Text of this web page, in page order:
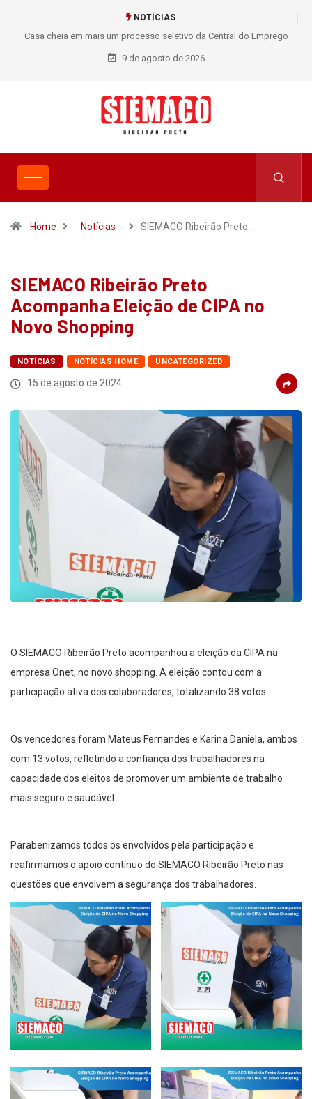
NOTÍCIAS
Casa cheia em mais um processo seletivo da Central do Emprego
SIEMACO!
9 de agosto de 2026
Home Notícias SIEMACO Ribeirão Preto…
SIEMACO Ribeirão Preto
Acompanha Eleição de CIPA no
Novo Shopping
NOTÍCIAS NOTÍCIAS HOME UNCATEGORIZED
15 de agosto de 2024
O SIEMACO Ribeirão Preto acompanhou a eleição da CIPA na
empresa Onet, no novo shopping. A eleição contou com a
participação ativa dos colaboradores, totalizando 38 votos.
Os vencedores foram Mateus Fernandes e Karina Daniela, ambos
com 13 votos, refletindo a confiança dos trabalhadores na
capacidade dos eleitos de promover um ambiente de trabalho
mais seguro e saudável.
Parabenizamos todos os envolvidos pela participação e
reafirmamos o apoio contínuo do SIEMACO Ribeirão Preto nas
questões que envolvem a segurança dos trabalhadores.